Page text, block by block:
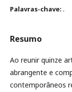
Palavras-chave: .
Resumo
Ao reunir quinze
abrangente e
contemporâneos